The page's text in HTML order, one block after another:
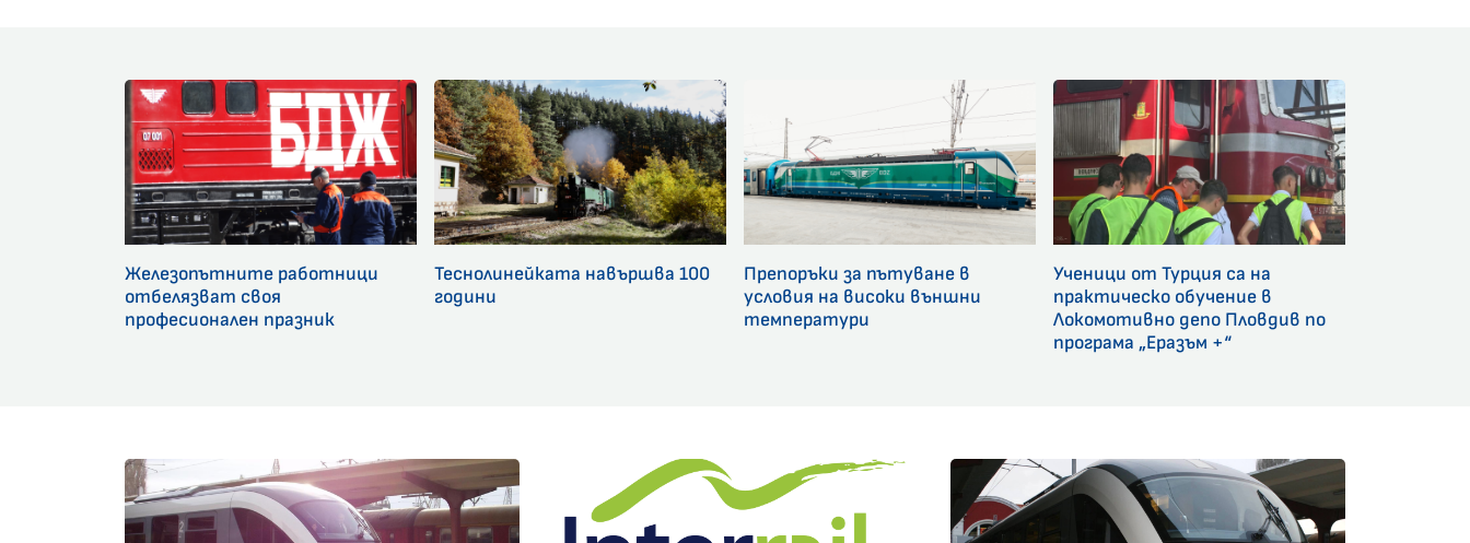
Железопътните работници
отбелязват своя
професионален празник
Теснолинейката навършва 100
години
Препоръки за пътуване в
условия на високи външни
температури
Ученици от Турция са на
практическо обучение в
Локомотивно депо Пловдив по
програма „Еразъм +“